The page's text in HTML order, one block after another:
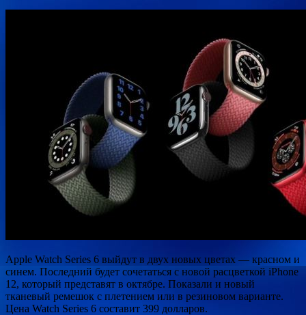
Apple Watch Series 6 выйдут в двух новых цветах — красном и
синем. Последний будет сочетаться с новой расцветкой iPhone
12, который представят в октябре. Показали и новый
тканевый ремешок с плетением или в резиновом варианте.
Цена Watch Series 6 составит 399 долларов.